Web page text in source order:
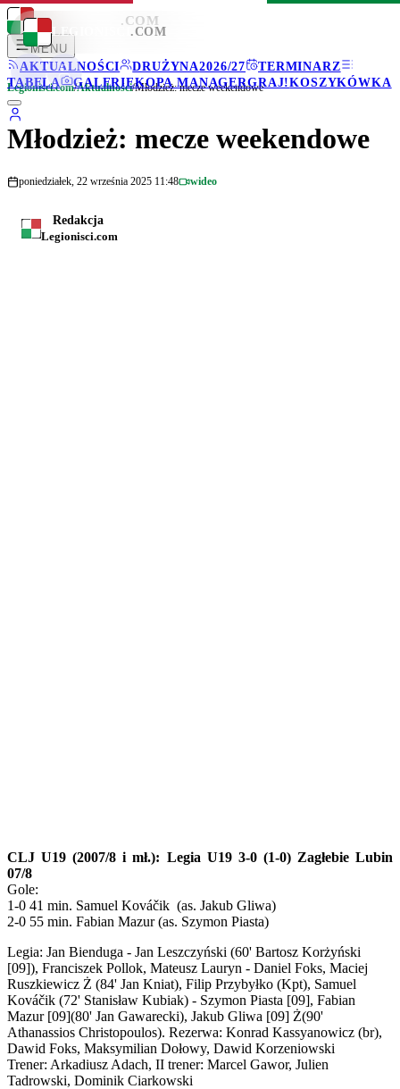
LEGIONISCI .COM
MENU
AKTUALNOŚCI
DRUŻYNA2026/27
TERMINARZ
TABELA
GALERIEKOPA MANAGERGRAJ!KOSZYKÓWKA
LEGIONISCI .COM
Legionisci.com/Aktualności/Młodzież: mecze weekendowe
Młodzież: mecze weekendowe
poniedziałek, 22 września 2025 11:48 wideo
Redakcja
Legionisci.com
CLJ U19 (2007/8 i mł.): Legia U19 3-0 (1-0) Zagłebie Lubin
07/8
Gole:
1-0 41 min. Samuel Kováčik (as. Jakub Gliwa)
2-0 55 min. Fabian Mazur (as. Szymon Piasta)
Legia: Jan Bienduga - Jan Leszczyński (60' Bartosz Korżyński
[09]), Franciszek Pollok, Mateusz Lauryn - Daniel Foks, Maciej
Ruszkiewicz Ż (84' Jan Kniat), Filip Przybyłko (Kpt), Samuel
Kováčik (72' Stanisław Kubiak) - Szymon Piasta [09], Fabian
Mazur [09](80' Jan Gawarecki), Jakub Gliwa [09] Ż(90'
Athanassios Christopoulos). Rezerwa: Konrad Kassyanowicz (br),
Dawid Foks, Maksymilian Dołowy, Dawid Korzeniowski
Trener: Arkadiusz Adach, II trener: Marcel Gawor, Julien
Tadrowski, Dominik Ciarkowski